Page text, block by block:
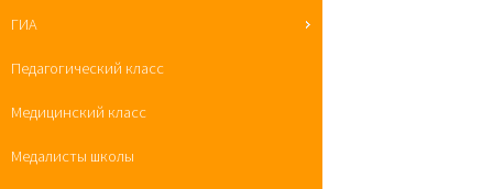
ГИА
Педагогический класс
Медицинский класс
Медалисты школы